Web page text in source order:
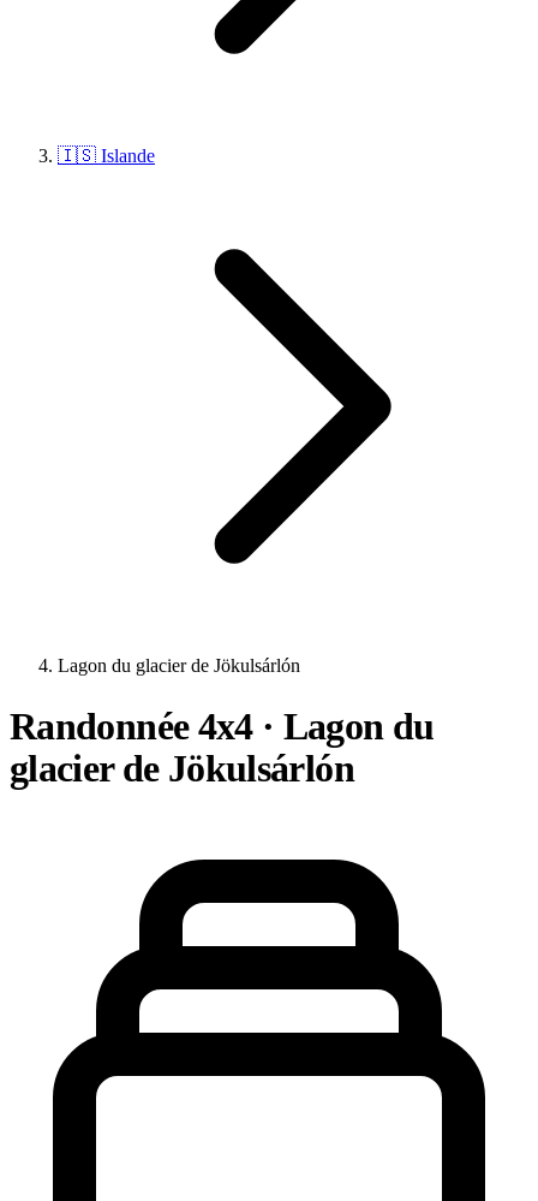
🇮🇸 Islande
Lagon du glacier de Jökulsárlón
Randonnée 4x4 · Lagon du
glacier de Jökulsárlón